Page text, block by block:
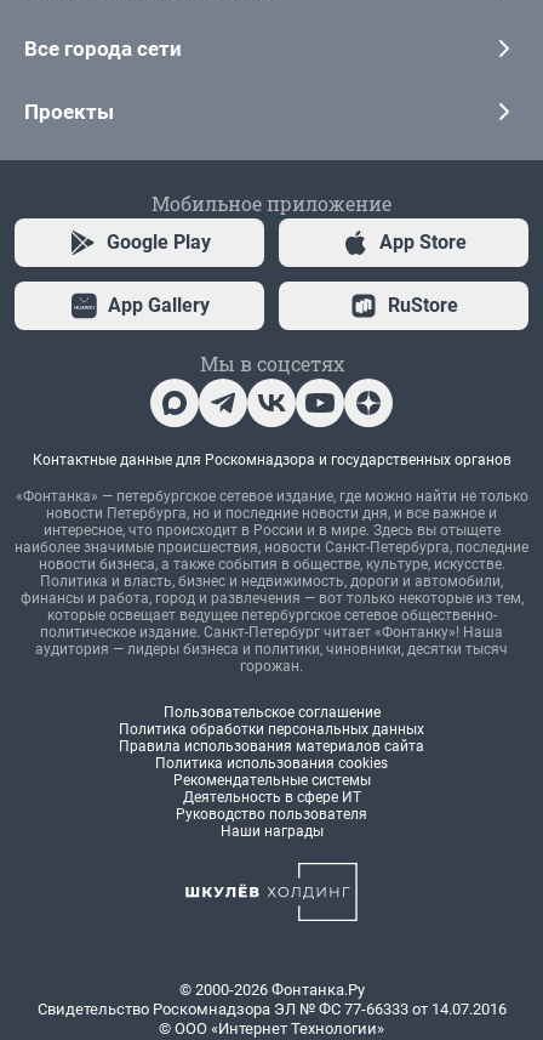
Все города сети
Проекты
Мобильное приложение
Google Play App Store
App Gallery RuStore
Мы в соцсетях
Контактные данные для Роскомнадзора и государственных органов
«Фонтанка» — петербургское сетевое издание, где можно найти не только
новости Петербурга, но и последние новости дня, и все важное и
интересное, что происходит в России и в мире. Здесь вы отыщете
наиболее значимые происшествия, новости Санкт-Петербурга, последние
новости бизнеса, а также события в обществе, культуре, искусстве.
Политика и власть, бизнес и недвижимость, дороги и автомобили,
финансы и работа, город и развлечения — вот только некоторые из тем,
которые освещает ведущее петербургское сетевое общественно-
политическое издание. Санкт-Петербург читает «Фонтанку»! Наша
аудитория — лидеры бизнеса и политики, чиновники, десятки тысяч
горожан.
Пользовательское соглашение
Политика обработки персональных данных
Правила использования материалов сайта
Политика использования cookies
Рекомендательные системы
Деятельность в сфере ИТ
Руководство пользователя
Наши награды
© 2000-2026 Фонтанка.Ру
Свидетельство Роскомнадзора ЭЛ № ФС 77-66333 от 14.07.2016
© ООО «Интернет Технологии»